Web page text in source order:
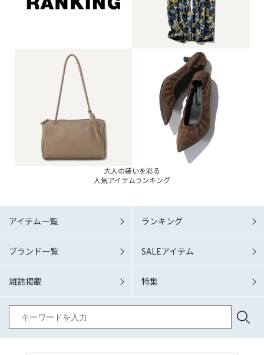
大人の装いを彩る
人気アイテムランキング
アイテム一覧 ランキング
ブランド一覧 SALEアイテム
雑誌掲載 特集